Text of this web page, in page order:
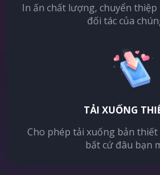
In ấn chất lượng, chuyển
đối tác của
TẢI XUỐNG
Cho phép tải xuống bản
bất cứ đâu bạn